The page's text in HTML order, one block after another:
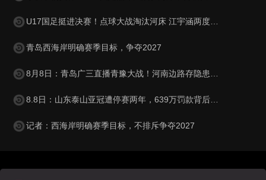
U17国足挺进决赛！点球大战淘汰河床 江宇涵两度扑救 再与阿森纳交锋
青岛西海岸明确赛季目标，争夺2027
8月8日：青岛广三直播青豫大战！河南边路存隐患，古斯塔沃等喂饼，西海岸剑指亚冠
8.8日：山东泰山亚冠遭停赛两年，639万罚款背后，谁的锅？
记者：西海岸明确赛季目标，不排斥争夺2027